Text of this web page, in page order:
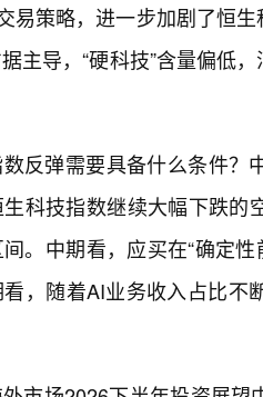
易策略，进一步加剧了恒
主导，“硬科技”含量偏低
反弹需要具备什么条件
科技指数继续大幅下跌
。中期看，应买在“确定
，随着AI业务收入占比不